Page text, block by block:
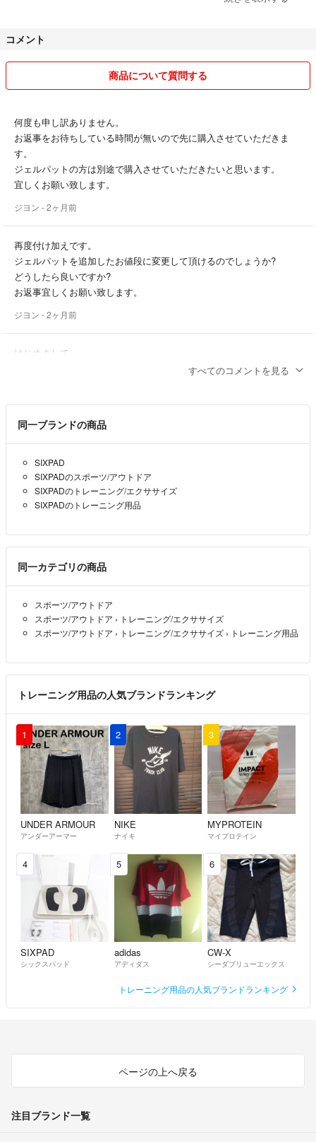
#トレーニング/エクササイズ
#トレーニング用品
コメント
商品について質問する
何度も申し訳ありません。
お返事をお待ちしている時間が無いので先に購入させていただきま
す。
ジェルパットの方は別途で購入させていただきたいと思います。
宜しくお願い致します。
ジヨン - 2ヶ月前
再度付け加えです。
ジェルパットを追加したお値段に変更して頂けるのでしょうか?
どうしたら良いですか?
お返事宜しくお願い致します。
ジヨン - 2ヶ月前
はじめまして。
ジヨン- 2ヶ月前
すべてのコメントを見る
同一ブランドの商品
SIXPAD
SIXPADのスポーツ/アウトドア
SIXPADのトレーニング/エクササイズ
SIXPADのトレーニング用品
同一カテゴリの商品
スポーツ/アウトドア
スポーツ/アウトドア › トレーニング/エクササイズ
スポーツ/アウトドア › トレーニング/エクササイズ › トレーニング用品
トレーニング用品の人気ブランドランキング
1
UNDER ARMOUR
アンダーアーマー
2
NIKE
ナイキ
3
MYPROTEIN
マイプロテイン
4
SIXPAD
シックスパッド
5
adidas
アディダス
6
CW-X
シーダブリューエックス
トレーニング用品の人気ブランドランキング
ページの上へ戻る
注目ブランド一覧